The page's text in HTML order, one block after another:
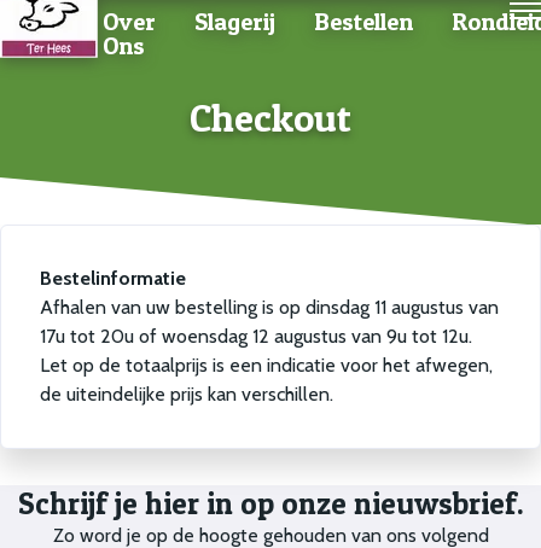
Home
Over
Ons
Slagerij Bestellen
Checkout
Bestelinformatie
Afhalen van uw bestelling is op dinsdag 11 augustus van
17u tot 20u of woensdag 12 augustus van 9u tot 12u.
Let op de totaalprijs is een indicatie voor het afwegen,
de uiteindelijke prijs kan verschillen.
Schrijf je hier in op onze nieuwsbrief.
Zo word je op de hoogte gehouden van ons volgend